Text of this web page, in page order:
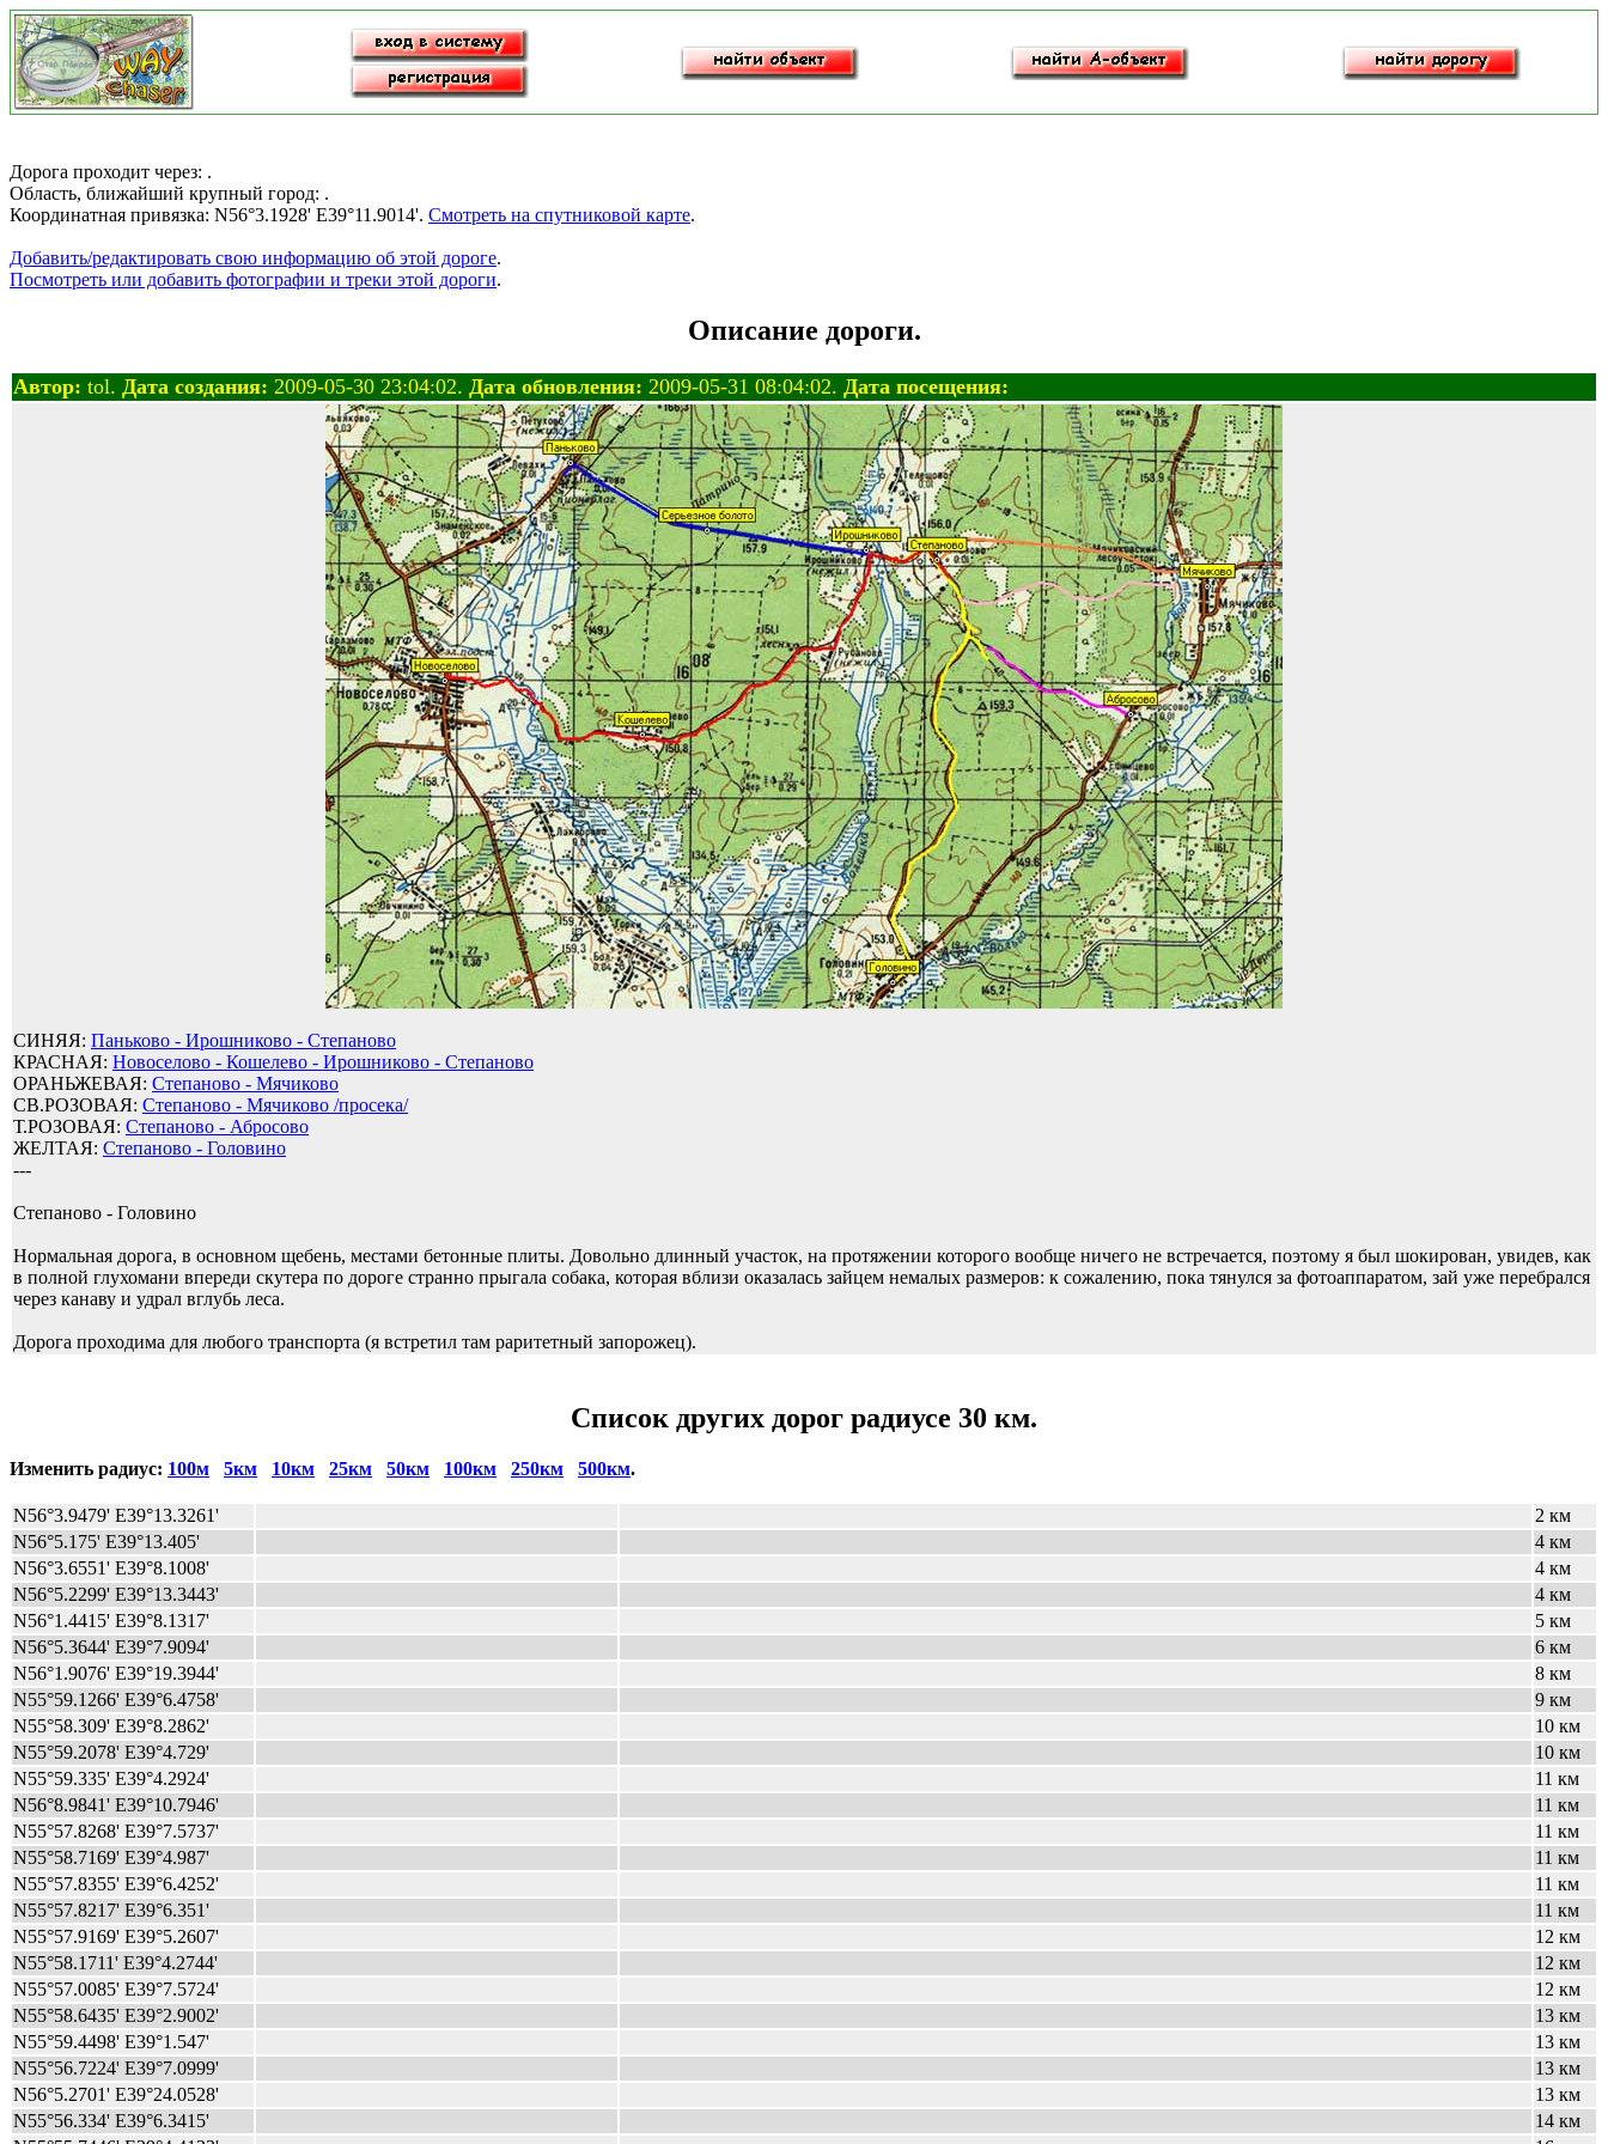
Дорога проходит через: .
Область, ближайший крупный город: .
Координатная привязка: N56°3.1928' E39°11.9014'. Смотреть на спутниковой карте.
Добавить/редактировать свою информацию об этой дороге.
Посмотреть или добавить фотографии и треки этой дороги.
Описание дороги.
Автор: tol. Дата создания: 2009-05-30 23:04:02. Дата обновления: 2009-05-31 08:04:02. Дата посещения:
СИНЯЯ: Паньково - Ирошниково - Степаново
КРАСНАЯ: Новоселово - Кошелево - Ирошниково - Степаново
ОРАНЬЖЕВАЯ: Степаново - Мячиково
СВ.РОЗОВАЯ: Степаново - Мячиково /просека/
Т.РОЗОВАЯ: Степаново - Абросово
ЖЕЛТАЯ: Степаново - Головино
---
Степаново - Головино
Нормальная дорога, в основном щебень, местами бетонные плиты. Довольно длинный участок, на протяжении которого вообще ничего не встречается, поэтому я был шокирован, увидев, как
в полной глухомани впереди скутера по дороге странно прыгала собака, которая вблизи оказалась зайцем немалых размеров: к сожалению, пока тянулся за фотоаппаратом, зай уже перебрался
через канаву и удрал вглубь леса.
Дорога проходима для любого транспорта (я встретил там раритетный запорожец).
Список других дорог радиусе 30 км.
Изменить радиус: 100м 5км 10км 25км 50км 100км 250км 500км.
N56°3.9479' E39°13.3261'
2 км
N56°5.175' E39°13.405'
4 км
N56°3.6551' E39°8.1008'
4 км
N56°5.2299' E39°13.3443'
4 км
N56°1.4415' E39°8.1317'
5 км
N56°5.3644' E39°7.9094'
6 км
N56°1.9076' E39°19.3944'
8 км
N55°59.1266' E39°6.4758'
9 км
N55°58.309' E39°8.2862'
10 км
N55°59.2078' E39°4.729'
10 км
N55°59.335' E39°4.2924'
11 км
N56°8.9841' E39°10.7946'
11 км
N55°57.8268' E39°7.5737'
11 км
N55°58.7169' E39°4.987'
11 км
N55°57.8355' E39°6.4252'
11 км
N55°57.8217' E39°6.351'
11 км
N55°57.9169' E39°5.2607'
12 км
N55°58.1711' E39°4.2744'
12 км
N55°57.0085' E39°7.5724'
12 км
N55°58.6435' E39°2.9002'
13 км
N55°59.4498' E39°1.547'
13 км
N55°56.7224' E39°7.0999'
13 км
N56°5.2701' E39°24.0528'
13 км
N55°56.334' E39°6.3415'
14 км